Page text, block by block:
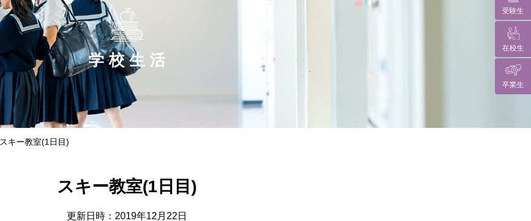
受験生
在校生
卒業生
学校生活
スキー教室(1日目)
スキー教室(1日目)
更新日時：2019年12月22日